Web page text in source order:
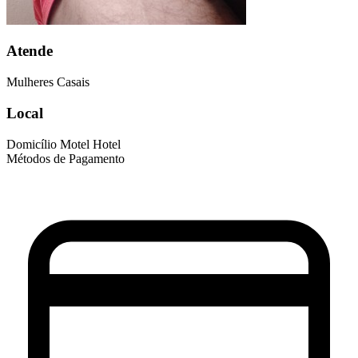
Atende
Mulheres Casais
Local
Domicílio Motel Hotel
Métodos de Pagamento